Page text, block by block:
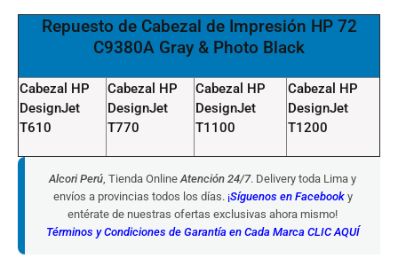
Repuesto de Cabezal de Impresión HP 72
C9380A Gray & Photo Black
Cabezal HP
DesignJet
T610
Cabezal HP
DesignJet
T770
Cabezal HP
DesignJet
T1100
Cabezal HP
DesignJet
T1200
Alcori Perú, Tienda OnlineAtención 24/7. Delivery toda Lima y
envíos a provincias todos los días. ¡Síguenos en Facebook y
entérate de nuestras ofertas exclusivas ahora mismo!
Términos y Condiciones de Garantía en Cada Marca CLIC AQUÍ